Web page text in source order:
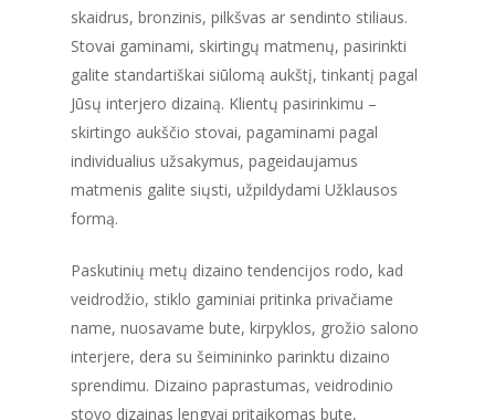
skaidrus, bronzinis, pilkšvas ar sendinto stiliaus.
Stovai gaminami, skirtingų matmenų, pasirinkti
galite standartiškai siūlomą aukštį, tinkantį pagal
Jūsų interjero dizainą. Klientų pasirinkimu –
skirtingo aukščio stovai, pagaminami pagal
individualius užsakymus, pageidaujamus
matmenis galite siųsti, užpildydami Užklausos
formą.
Paskutinių metų dizaino tendencijos rodo, kad
veidrodžio, stiklo gaminiai pritinka privačiame
name, nuosavame bute, kirpyklos, grožio salono
interjere, dera su šeimininko parinktu dizaino
sprendimu. Dizaino paprastumas, veidrodinio
stovo dizainas lengvai pritaikomas bute,